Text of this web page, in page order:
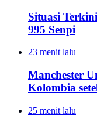
Situasi
995 Senpi
23 menit lalu
Manchester
Kolombia
25 menit lalu